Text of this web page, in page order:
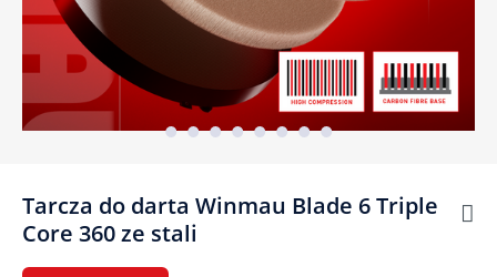
Tarcza do darta Winmau Blade 6 Triple
Core 360 ze stali